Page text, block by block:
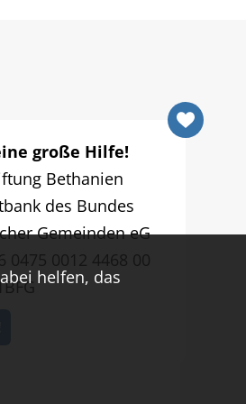
große Hilfe!
Bethanien
des Bundes
Gemeinden eG
0475 0012 4468 00
helfen, das